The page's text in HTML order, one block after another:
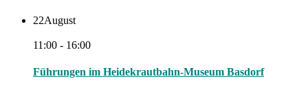
22August
11:00 - 16:00
Führungen im Heidekrautbahn-Museum Basdorf